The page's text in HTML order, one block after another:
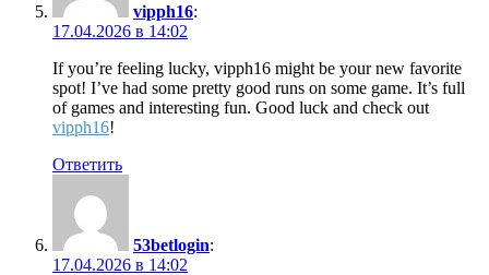
vipph16:
17.04.2026 в 14:02
If you’re feeling lucky, vipph16 might be your new favorite
spot! I’ve had some pretty good runs on some game. It’s full
of games and interesting fun. Good luck and check out
vipph16!
Ответить
53betlogin:
17.04.2026 в 14:02